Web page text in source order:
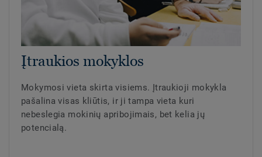
Įtraukios mokyklos
Mokymosi vieta skirta visiems. Įtraukioji mokykla
pašalina visas kliūtis, ir ji tampa vieta kuri
nebeslegia mokinių apribojimais, bet kelia jų
potencialą.